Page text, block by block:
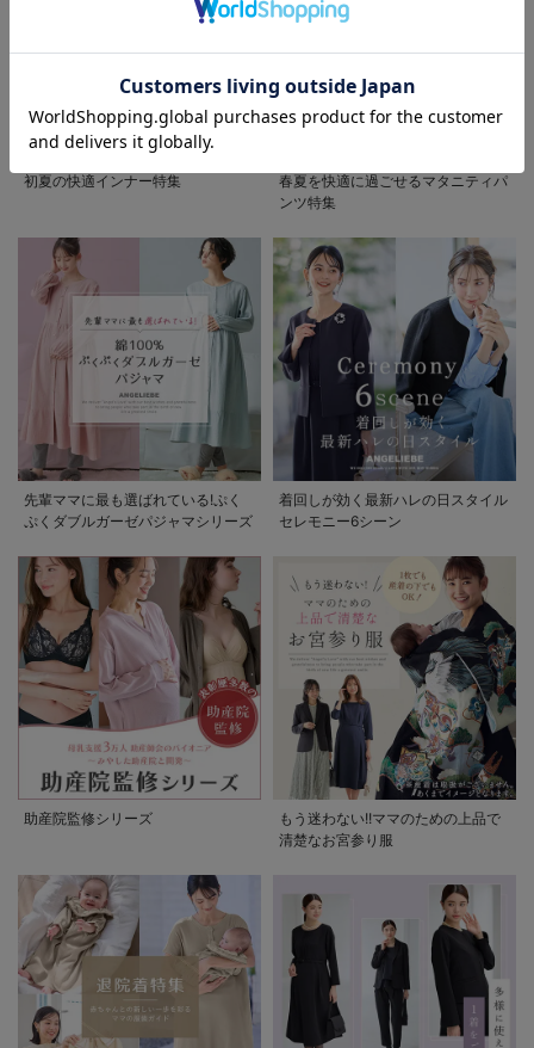
¥5,990(税込)
レッチジョーゼッ
¥6,990(税込) ¥5,990(税込)
6
ストレッチジョー
ゼットテーラード
ジャケット【産前
産後対応】
¥9,990 (税込)
6
ストレッチジョー
ゼットフレンチス
リーブトップス
マタニティ・授乳
服【出産後も長く
使える】
6
ストレッチジョー
ゼットフレアスカ
ート マタニテ
ィ・産後【出産後
も長く使える】
¥6,990(税込)
初夏の快適インナー特集
春夏を快適に過ごせるマタニティパ
ンツ特集
先輩ママに最も選ばれている!ぷく
ぷくダブルガーゼパジャマシリーズ
着回しが効く最新ハレの日スタイル
セレモニー6シーン
助産院監修シリーズ
もう迷わない!!ママのための上品で
清楚なお宮参り服
お気に入り商品を確認する